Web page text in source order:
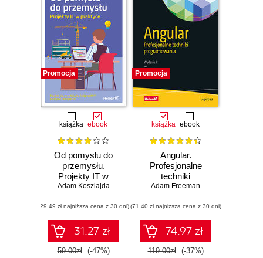
Promocja
książka ebook
Od pomysłu do
przemysłu.
Projekty IT w
praktyce
Adam Koszlajda
(29,49 zł najniższa cena z 30 dni)
31.27 zł
59.00zł (-47%)
Promocja
książka ebook
Angular.
Profesjonalne
techniki
programowania.
Adam Freeman
(71,40 zł najniższa cena z 30 dni)
74.97 zł
119.00zł (-37%)